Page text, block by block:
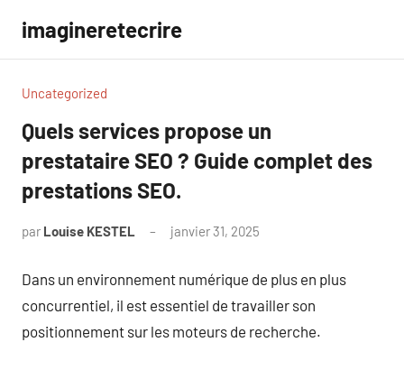
contenu
imagineretecrire
Uncategorized
Quels services propose un
prestataire SEO ? Guide complet des
prestations SEO.
par Louise KESTEL janvier 31, 2025
Dans un environnement numérique de plus en plus
concurrentiel, il est essentiel de travailler son
positionnement sur les moteurs de recherche.